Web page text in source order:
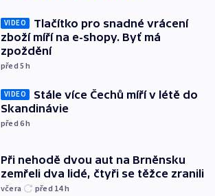
VIDEO
Tlačítko pro snadné vrácení
zboží míří na e-shopy. Byť má
zpoždění
před 5h
VIDEO
Stále více Čechů míří v létě do
Skandinávie
před 6h
Při nehodě dvou aut na Brněnsku
zemřeli dva lidé, čtyři se těžce zranili
včera před 14h